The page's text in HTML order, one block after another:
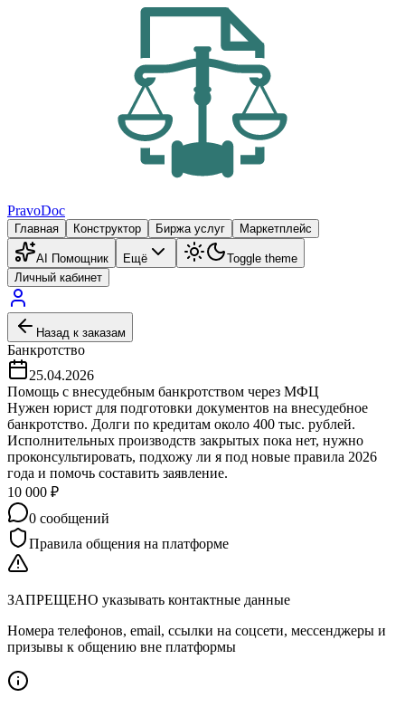
PravoDoc
Главная Конструктор Биржа услуг Маркетплейс
AI Помощник Ещё
Toggle theme
Личный кабинет
Назад к заказам
Банкротство
25.04.2026
Помощь с внесудебным банкротством через МФЦ
Нужен юрист для подготовки документов на внесудебное
банкротство. Долги по кредитам около 400 тыс. рублей.
Исполнительных производств закрытых пока нет, нужно
проконсультировать, подхожу ли я под новые правила 2026
года и помочь составить заявление.
10 000 ₽
0 сообщений
Правила общения на платформе
ЗАПРЕЩЕНО указывать контактные данные
Номера телефонов, email, ссылки на соцсети, мессенджеры и
призывы к общению вне платформы